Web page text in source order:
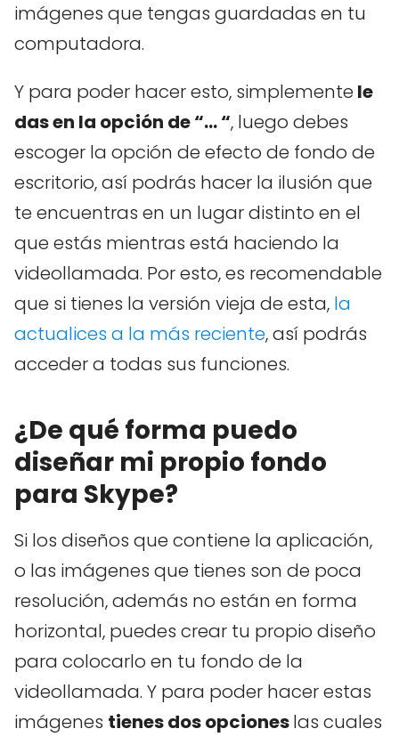
imágenes que tengas guardadas en tu
computadora.
Y para poder hacer esto, simplemente le
das en la opción de “… “, luego debes
escoger la opción de efecto de fondo de
escritorio, así podrás hacer la ilusión que
te encuentras en un lugar distinto en el
que estás mientras está haciendo la
videollamada. Por esto, es recomendable
que si tienes la versión vieja de esta, la
actualices a la más reciente, así podrás
acceder a todas sus funciones.
¿De qué forma puedo
diseñar mi propio fondo
para Skype?
Si los diseños que contiene la aplicación,
o las imágenes que tienes son de poca
resolución, además no están en forma
horizontal, puedes crear tu propio diseño
para colocarlo en tu fondo de la
videollamada. Y para poder hacer estas
imágenes tienes dos opcioneslas cuales